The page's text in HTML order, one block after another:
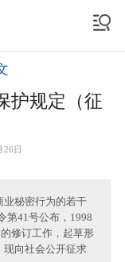
护规定（征
26日
业秘密行为的若干
第41号公布，1998
修订工作，起草形
现向社会公开征求